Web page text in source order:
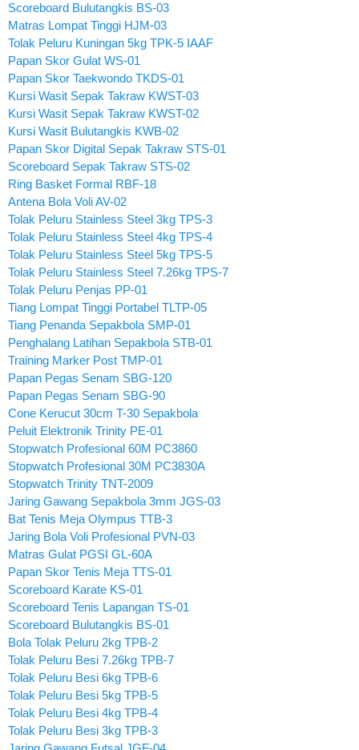
Scoreboard Bulutangkis BS-03
Matras Lompat Tinggi HJM-03
Tolak Peluru Kuningan 5kg TPK-5 IAAF
Papan Skor Gulat WS-01
Papan Skor Taekwondo TKDS-01
Kursi Wasit Sepak Takraw KWST-03
Kursi Wasit Sepak Takraw KWST-02
Kursi Wasit Bulutangkis KWB-02
Papan Skor Digital Sepak Takraw STS-01
Scoreboard Sepak Takraw STS-02
Ring Basket Formal RBF-18
Antena Bola Voli AV-02
Tolak Peluru Stainless Steel 3kg TPS-3
Tolak Peluru Stainless Steel 4kg TPS-4
Tolak Peluru Stainless Steel 5kg TPS-5
Tolak Peluru Stainless Steel 7.26kg TPS-7
Tolak Peluru Penjas PP-01
Tiang Lompat Tinggi Portabel TLTP-05
Tiang Penanda Sepakbola SMP-01
Penghalang Latihan Sepakbola STB-01
Training Marker Post TMP-01
Papan Pegas Senam SBG-120
Papan Pegas Senam SBG-90
Cone Kerucut 30cm T-30 Sepakbola
Peluit Elektronik Trinity PE-01
Stopwatch Profesional 60M PC3860
Stopwatch Profesional 30M PC3830A
Stopwatch Trinity TNT-2009
Jaring Gawang Sepakbola 3mm JGS-03
Bat Tenis Meja Olympus TTB-3
Jaring Bola Voli Profesional PVN-03
Matras Gulat PGSI GL-60A
Papan Skor Tenis Meja TTS-01
Scoreboard Karate KS-01
Scoreboard Tenis Lapangan TS-01
Scoreboard Bulutangkis BS-01
Bola Tolak Peluru 2kg TPB-2
Tolak Peluru Besi 7.26kg TPB-7
Tolak Peluru Besi 6kg TPB-6
Tolak Peluru Besi 5kg TPB-5
Tolak Peluru Besi 4kg TPB-4
Tolak Peluru Besi 3kg TPB-3